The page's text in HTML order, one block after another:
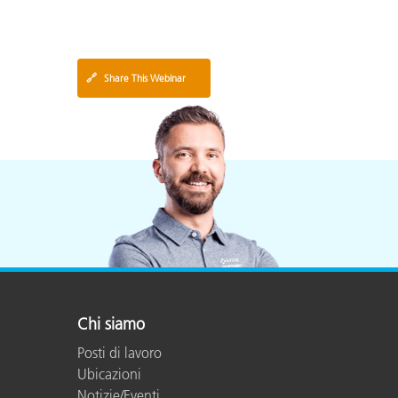
🔗 Share This Webinar
Chi siamo
Posti di lavoro
Ubicazioni